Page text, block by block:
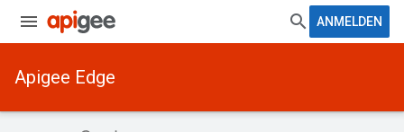
ANMELDEN
Apigee Edge